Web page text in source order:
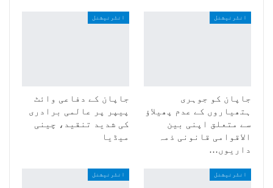
انٹرنیشنل
جاپان کو جوہری
ہتھیاروں کے عدم پھیلاؤ
سے متعلق اپنی بین
الاقوامی قانونی ذمہ
داریوں…
انٹرنیشنل
جاپان کے دفاعی وائٹ
پیپر پر عالمی برادری
کی شدید تنقید، چینی
میڈیا
انٹرنیشنل انٹرنیشنل